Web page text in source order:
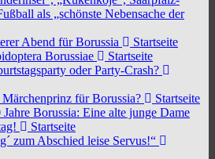
als „schönste Nebensache der
Abend für Borussia
Startseite
Borussiae
Startseite
oder Party-Crash?
für Borussia?
Startseite
Jahre Borussia: Eine alte junge Dame
Startseite
zum Abschied leise Servus!“